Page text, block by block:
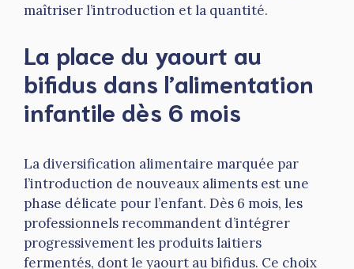
maîtriser l’introduction et la quantité.
La place du yaourt au
bifidus dans l’alimentation
infantile dès 6 mois
La diversification alimentaire marquée par
l’introduction de nouveaux aliments est une
phase délicate pour l’enfant. Dès 6 mois, les
professionnels recommandent d’intégrer
progressivement les produits laitiers
fermentés, dont le yaourt au bifidus. Ce choix